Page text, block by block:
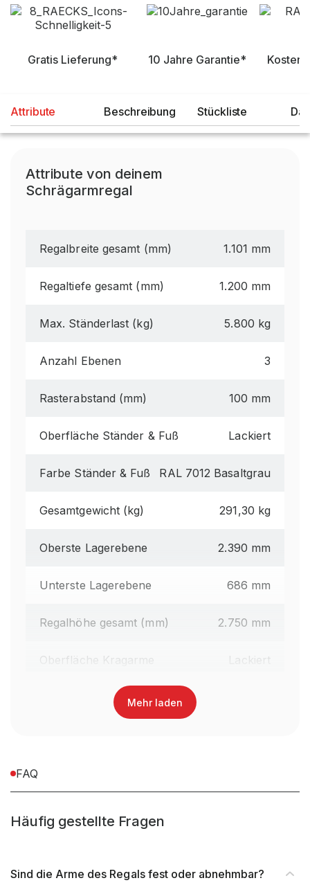
Gratis Lieferung* 10 Jahre Garantie*
Attribute Beschreibung Stückliste
Attribute von deinem
Schrägarmregal
Regalbreite gesamt (mm) 1.101 mm
Regaltiefe gesamt (mm) 1.200 mm
Max. Ständerlast (kg) 5.800 kg
Anzahl Ebenen 3
Rasterabstand (mm) 100 mm
Oberfläche Ständer & Fuß Lackiert
Farbe Ständer & Fuß RAL 7012 Basaltgrau
Gesamtgewicht (kg) 291,30 kg
Oberste Lagerebene 2.390 mm
Unterste Lagerebene 686 mm
Regalhöhe gesamt (mm) 2.750 mm
Oberfläche Kragarme Lackiert
Farbe Kragarme RAL 7012 Basaltgrau
Brancheneignung
Werkstatt, Industrie &
Mehr laden
FAQ
Häufig gestellte Fragen
Sind die Arme des Regals fest oder abnehmbar?